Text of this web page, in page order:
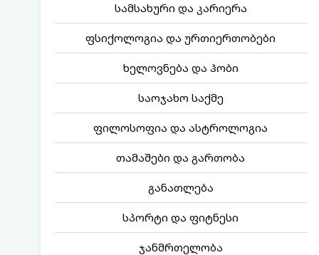
სამსახური და კარიერა
ფსიქოლოგია და ურთიერთობები
ხელოვნება და ჰობი
საოჯახო საქმე
ფილოსოფია და ასტროლოგია
თამაშები და გართობა
განათლება
სპორტი და ფიტნესი
ჯანმრთელობა